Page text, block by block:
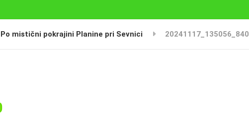
Po mistični pokrajini Planine pri Sevnici 20241117_135056_840